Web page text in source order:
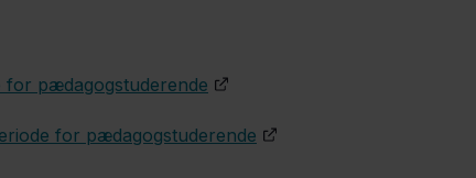
pædagogstuderende
for pædagogstuderende